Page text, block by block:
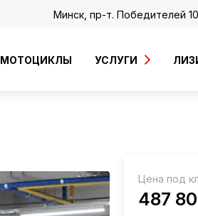
Минск, пр-т. Победителей
МОТОЦИКЛЫ УСЛУГИ
Цена под
487